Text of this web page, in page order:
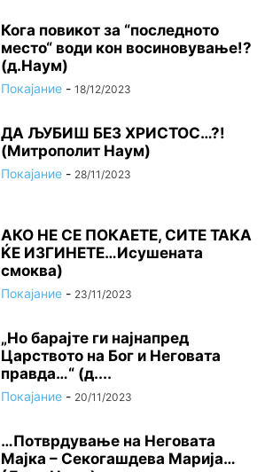
Кога повикот за “последното
место“ води кон восиновување!?
(д.Наум)
Покајание - 18/12/2023
ДА ЉУБИШ БЕЗ ХРИСТОС…?!
(Митрополит Наум)
Покајание - 28/11/2023
АКО НЕ СЕ ПОКАЕТЕ, СИТЕ ТАКА
ЌЕ ИЗГИНЕТЕ…Исушената
смоква)
Покајание - 23/11/2023
„Но барајте ги најнапред
Царството на Бог и Неговата
правда…“ (д....
Покајание - 20/11/2023
…Потврдување на Неговата
Мајка – Секогашдева Марија…